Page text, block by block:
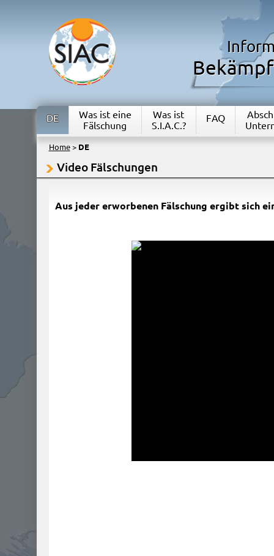
DE
Was ist eine
Fälschung
Was ist
S.I.A.C.?
FAQ
Home> DE
Video Fälschungen
Aus jeder erworbenen Fälschung ergibt sich